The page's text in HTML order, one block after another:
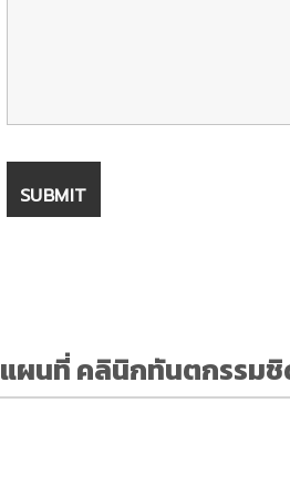
แผนที่ คลินิกทันตกรรมชิ